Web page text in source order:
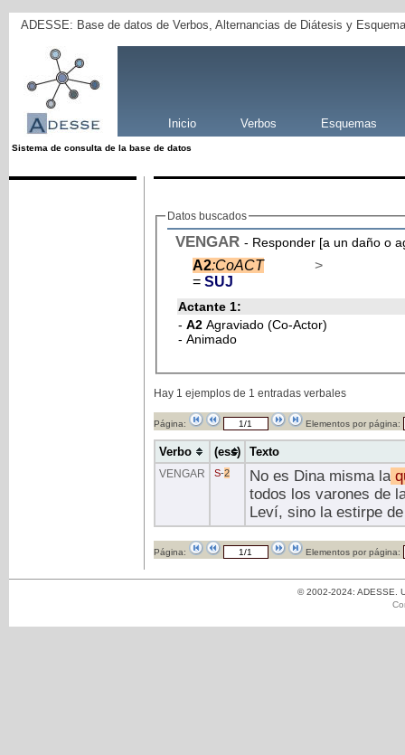
ADESSE: Base de datos de Verbos, Alternancias de Diátesis y
Inicio Verbos Esquemas
Sistema de consulta de la base de datos
Datos buscados
VENGAR - Responder [a un daño o
A2:CoACT
= SUJ
>
Actante 1:
- A2Agraviado (Co-Actor)
- Animado
Hay 1 ejemplos de 1 entradas verbales
Página: Elementos por página:
Verbo (ess) Texto
VENGAR S-2 No es Dina misma la
todos los varones de
Leví, sino la estirpe
Página: Elementos por página:
© 2002-2024: ADESSE.